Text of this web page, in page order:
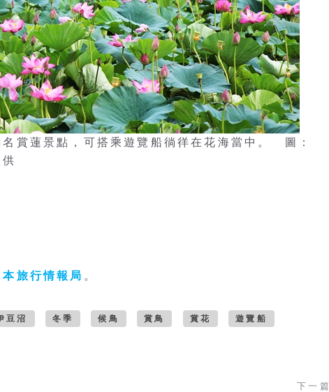
賞蓮景點，可搭乘遊覽船徜徉在花海當中。 圖：
本旅行情報局 。
豆沼 冬季 候鳥 賞鳥 賞花 遊覽船
下一篇